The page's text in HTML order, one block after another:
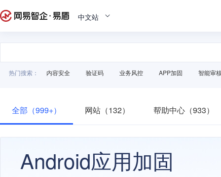
中文站
热门搜索： 内容安全 验证码 业务风控 APP加固 智能审
全部（999+） 网站（132） 帮助中心（933）
Android应用加固